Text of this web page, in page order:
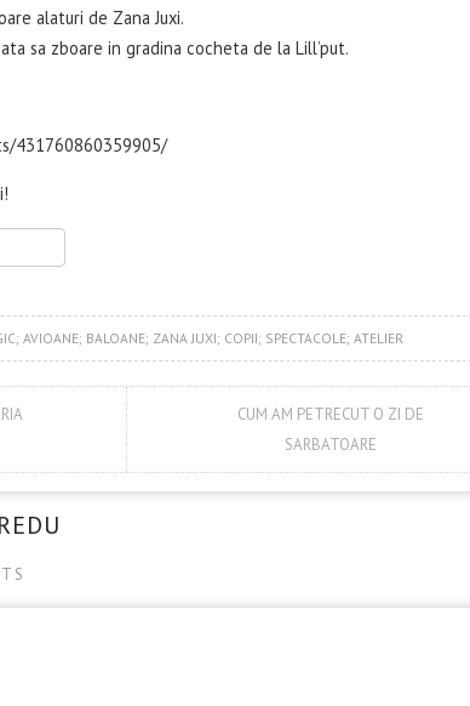
alaturi de Zana Juxi.
sa zboare in gradina cocheta de la Lill’put.
431760860359905/
AVIOANE; BALOANE; ZANA JUXI; COPII; SPECTACOLE; ATELIER
CUM AM PETRECUT O ZI DE
SARBATOARE